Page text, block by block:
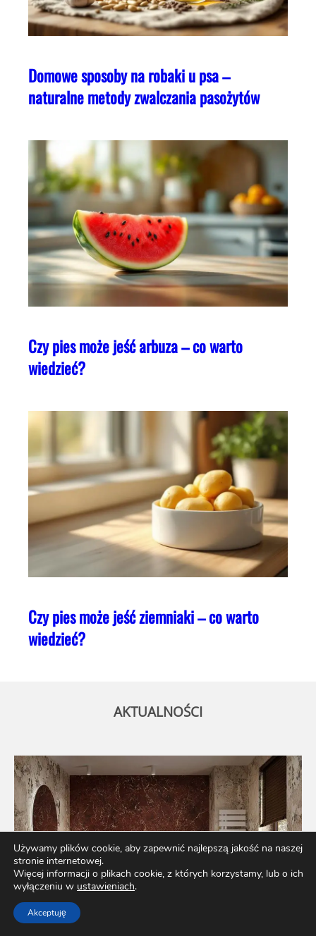
Domowe sposoby na robaki u psa –
naturalne metody zwalczania pasożytów
Czy pies może jeść arbuza – co warto
wiedzieć?
Czy pies może jeść ziemniaki – co warto
wiedzieć?
AKTUALNOŚCI
Używamy plików cookie, aby zapewnić najlepszą jakość na naszej
stronie internetowej.
Więcej informacji o plikach cookie, z których korzystamy, lub o ich
wyłączeniu w ustawieniach.
Akceptuję